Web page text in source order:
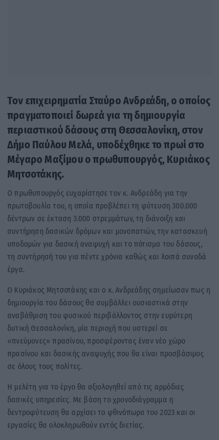
Τον επιχειρηματία Σταύρο Ανδρεάδη, ο οποίος
πραγματοποιεί δωρεά για τη δημιουργία
περιαστικού δάσους στη Θεσσαλονίκη, στον
Δήμο Παύλου Μελά, υποδέχθηκε το πρωί στο
Μέγαρο Μαξίμου ο πρωθυπουργός, Κυριάκος
Μητσοτάκης.
Ο πρωθυπουργός ευχαρίστησε τον κ. Ανδρεάδη για την
πρωτοβουλία του, η οποία προβλέπει τη φύτευση 300.000
δέντρων σε έκταση 3.000 στρεμμάτων, τη διάνοιξη και
συντήρηση δασικών δρόμων και μονοπατιών, την κατασκευή
υποδομών για δασική αναψυχή και το πότισμα του δάσους,
τη συντήρησή του για πέντε χρόνια καθώς και λοιπά συνοδά
έργα.
Ο Κυριάκος Μητσοτάκης και ο κ. Ανδρεάδης σημείωσαν πως η
δημιουργία του δάσους θα συμβάλλει ουσιαστικά στην
αναβάθμιση του φυσικού περιβάλλοντος στην ευρύτερη
δυτική Θεσσαλονίκη, μία περιοχή που υστερεί σε
«πνεύμονες» πρασίνου, προσφέροντας έναν νέο χώρο
πρασίνου και δασικής αναψυχής που θα είναι προσβάσιμος
σε όλους τους πολίτες.
Η μελέτη για το έργο θα αξιολογηθεί από τις αρμόδιες
δασικές υπηρεσίες. Με βάση το χρονοδιάγραμμα η
δεντροφύτευση θα αρχίσει το φθινόπωρο του 2023 και οι
εργασίες θα ολοκληρωθούν εντός διετίας.